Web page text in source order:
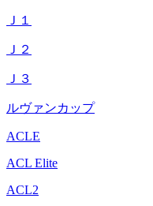
Ｊ１
Ｊ２
Ｊ３
ルヴァンカップ
ACLE
ACL Elite
ACL2